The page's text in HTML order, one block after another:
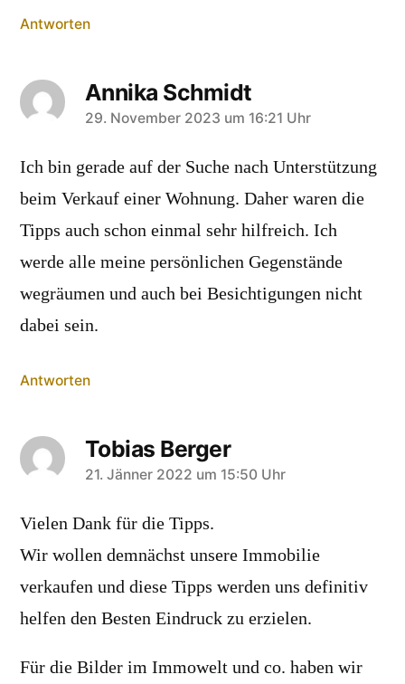
Antworten
Annika Schmidt
schreibt:
29. November 2023 um 16:21 Uhr
Ich bin gerade auf der Suche nach Unterstützung
beim Verkauf einer Wohnung. Daher waren die
Tipps auch schon einmal sehr hilfreich. Ich
werde alle meine persönlichen Gegenstände
wegräumen und auch bei Besichtigungen nicht
dabei sein.
Antworten
Tobias Berger
schreibt:
21. Jänner 2022 um 15:50 Uhr
Vielen Dank für die Tipps.
Wir wollen demnächst unsere Immobilie
verkaufen und diese Tipps werden uns definitiv
helfen den Besten Eindruck zu erzielen.
Für die Bilder im Immowelt und co. haben wir